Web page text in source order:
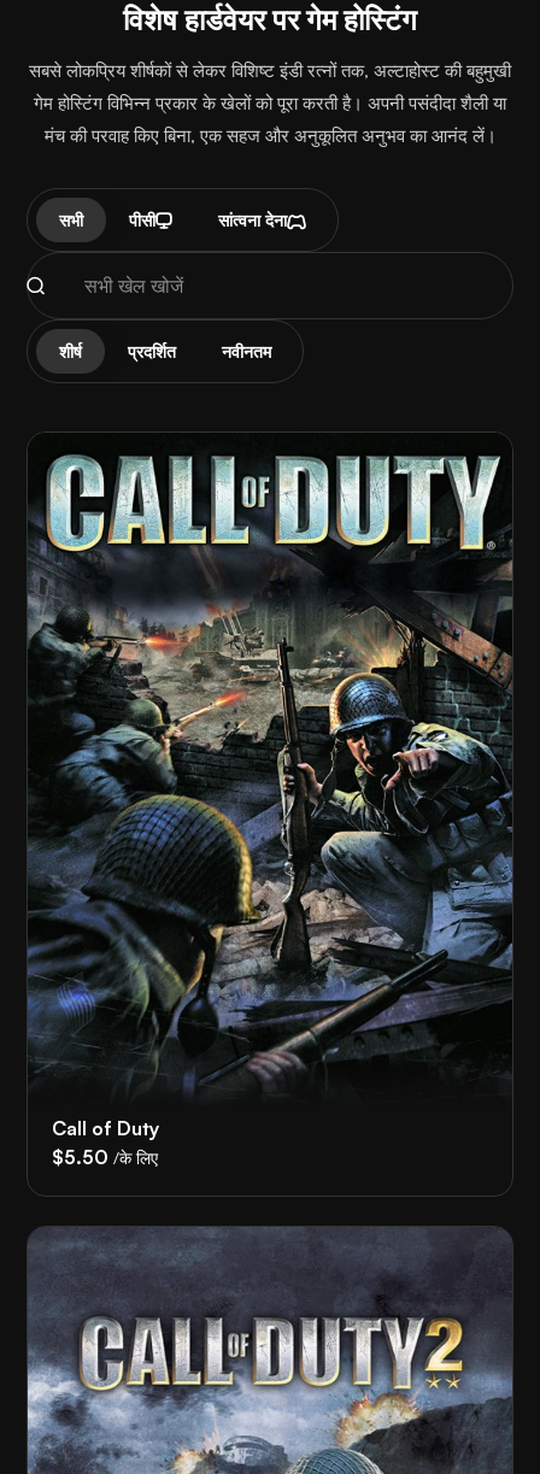
विशेष हार्डवेयर पर गेम होस्टिंग
सबसे लोकप्रिय शीर्षकों से लेकर विशिष्ट इंडी रत्नों तक, अल्टाहोस्ट की बहुमुखी
गेम होस्टिंग विभिन्न प्रकार के खेलों को पूरा करती है। अपनी पसंदीदा शैली या
मंच की परवाह किए बिना, एक सहज और अनुकूलित अनुभव का आनंद लें।
सभी पीसी सांत्वना देना
शीर्ष प्रदर्शित नवीनतम
Call of Duty
$5.50 /के लिए